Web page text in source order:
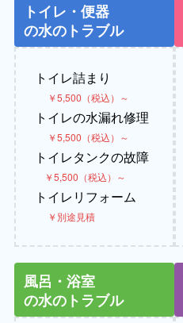
トイレ・便器
の水のトラブル
トイレ詰まり
￥5,500（税込）～
トイレの水漏れ修理
￥5,500（税込）～
トイレタンクの故障
￥5,500（税込）～
トイレリフォーム
￥別途見積
風呂・浴室
の水のトラブル